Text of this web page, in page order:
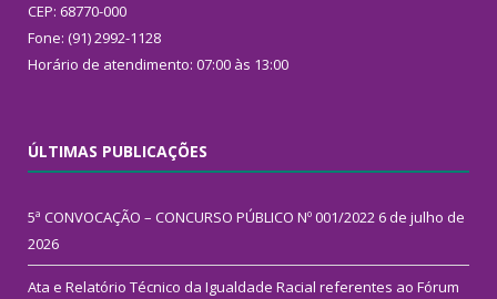
CEP: 68770-000
Fone: (91) 2992-1128
Horário de atendimento: 07:00 às 13:00
ÚLTIMAS PUBLICAÇÕES
5ª CONVOCAÇÃO – CONCURSO PÚBLICO Nº 001/2022 6 de julho de
2026
Ata e Relatório Técnico da Igualdade Racial referentes ao Fórum